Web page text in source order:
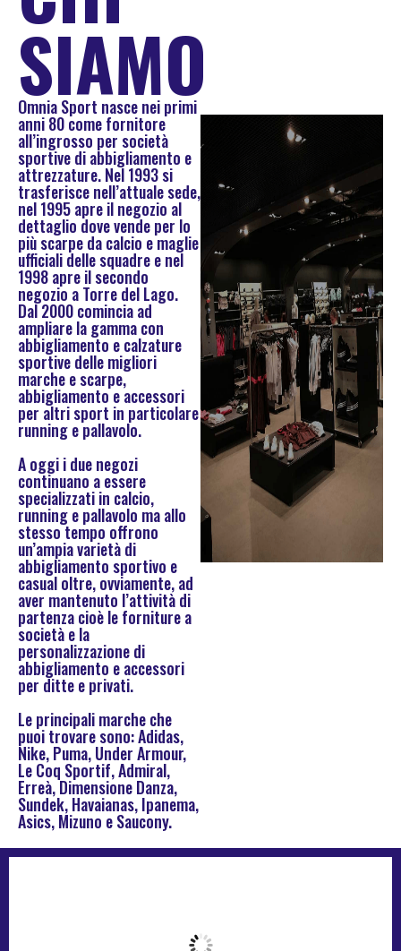
SIAMO
Omnia Sport nasce nei primi
anni 80 come fornitore
all’ingrosso per società
sportive di abbigliamento e
attrezzature. Nel 1993 si
trasferisce nell’attuale sede,
nel 1995 apre il negozio al
dettaglio dove vende per lo
più scarpe da calcio e maglie
ufficiali delle squadre e nel
1998 apre il secondo
negozio a Torre del Lago.
Dal 2000 comincia ad
ampliare la gamma con
abbigliamento e calzature
sportive delle migliori
marche e scarpe,
abbigliamento e accessori
per altri sport in particolare
running e pallavolo.
A oggi i due negozi
continuano a essere
specializzati in calcio,
running e pallavolo ma allo
stesso tempo offrono
un’ampia varietà di
abbigliamento sportivo e
casual oltre, ovviamente, ad
aver mantenuto l’attività di
partenza cioè le forniture a
società e la
personalizzazione di
abbigliamento e accessori
per ditte e privati.
Le principali marche che
puoi trovare sono: Adidas,
Nike, Puma, Under Armour,
Le Coq Sportif, Admiral,
Erreà, Dimensione Danza,
Sundek, Havaianas, Ipanema,
Asics, Mizuno e Saucony.